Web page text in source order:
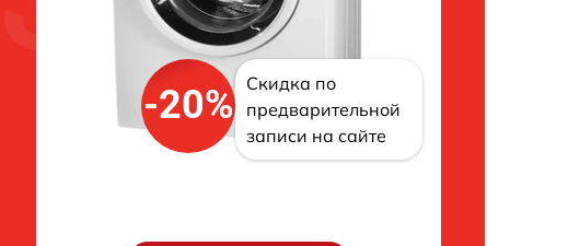
-20%
Скидка по
предварительной
записи на сайте